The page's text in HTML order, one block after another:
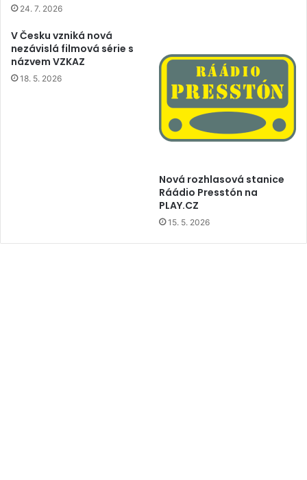
24. 7. 2026
V Česku vzniká nová
nezávislá filmová série s
názvem VZKAZ
18. 5. 2026
Nová rozhlasová stanice
Ráádio Presstón na
PLAY.CZ
15. 5. 2026